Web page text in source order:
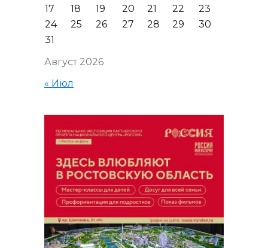
Август 2026
17
18 19 20 21 22
23
24
25 26 27 28 29
30
31
« Июл